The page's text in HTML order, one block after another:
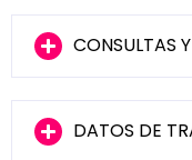
CONSULTAS
DATOS DE